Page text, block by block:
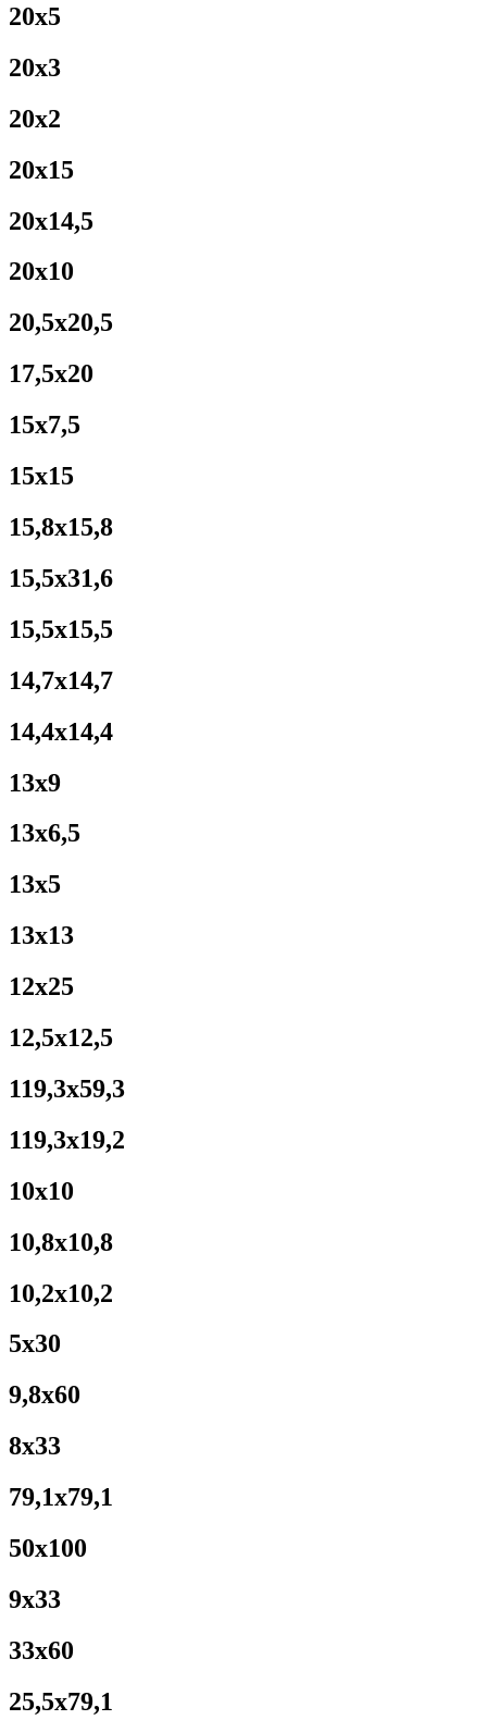
20x5
20x3
20x2
20x15
20x14,5
20x10
20,5x20,5
17,5x20
15x7,5
15x15
15,8x15,8
15,5x31,6
15,5x15,5
14,7x14,7
14,4x14,4
13x9
13x6,5
13x5
13x13
12x25
12,5x12,5
119,3x59,3
119,3x19,2
10x10
10,8x10,8
10,2x10,2
5x30
9,8x60
8x33
79,1x79,1
50x100
9x33
33x60
25,5x79,1